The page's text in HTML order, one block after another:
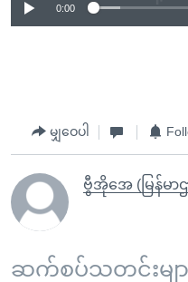
0:00
မျှဝေပါ
ဗွီအိုအေ (မြန်မာဌ
ဆက်စပ်သတင်းမျာ